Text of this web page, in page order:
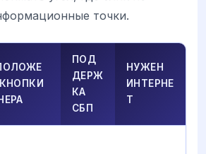
точки.
ПОД
ДЕРЖ
КА
СБП
НУЖЕН
ИНТЕРНЕ
Т